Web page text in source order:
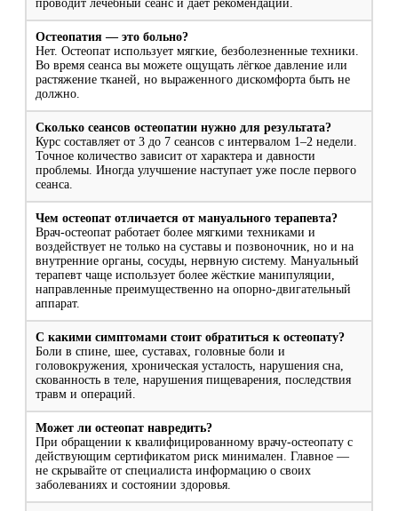
проводит лечебный сеанс и даёт рекомендации.
Остеопатия — это больно?
Нет. Остеопат использует мягкие, безболезненные техники.
Во время сеанса вы можете ощущать лёгкое давление или
растяжение тканей, но выраженного дискомфорта быть не
должно.
Сколько сеансов остеопатии нужно для результата?
Курс составляет от 3 до 7 сеансов с интервалом 1–2 недели.
Точное количество зависит от характера и давности
проблемы. Иногда улучшение наступает уже после первого
сеанса.
Чем остеопат отличается от мануального терапевта?
Врач-остеопат работает более мягкими техниками и
воздействует не только на суставы и позвоночник, но и на
внутренние органы, сосуды, нервную систему. Мануальный
терапевт чаще использует более жёсткие манипуляции,
направленные преимущественно на опорно-двигательный
аппарат.
С какими симптомами стоит обратиться к остеопату?
Боли в спине, шее, суставах, головные боли и
головокружения, хроническая усталость, нарушения сна,
скованность в теле, нарушения пищеварения, последствия
травм и операций.
Может ли остеопат навредить?
При обращении к квалифицированному врачу-остеопату с
действующим сертификатом риск минимален. Главное —
не скрывайте от специалиста информацию о своих
заболеваниях и состоянии здоровья.